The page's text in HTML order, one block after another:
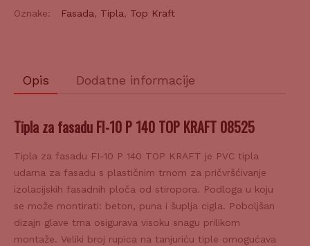
P
Oznake:
Fasada, Tipla, Top Kraft
Opis Dodatne informacije
Tipla za fasadu FI-10 P 140 TOP KRAFT 08525
Tipla za fasadu FI-10 P 140 TOP KRAFT je PVC tipla
udarna za fasadu s plastičnim trnom za pričvršćivanje
izolacijskih fasadnih ploča od stiropora. Podloga u koju
se može montirati: beton, puna i šuplja cigla. Poboljšan
dizajn glave trna osigurava visoku snagu prilikom
montaže. Veliki broj rupica na tanjuriću tiple omogućava